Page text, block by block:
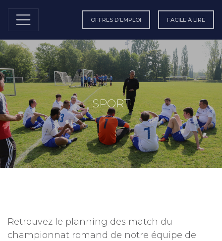
OFFRES D'EMPLOI FACILE À LIRE
SPORT
Retrouvez le planning des match du
championnat romand de notre équipe de